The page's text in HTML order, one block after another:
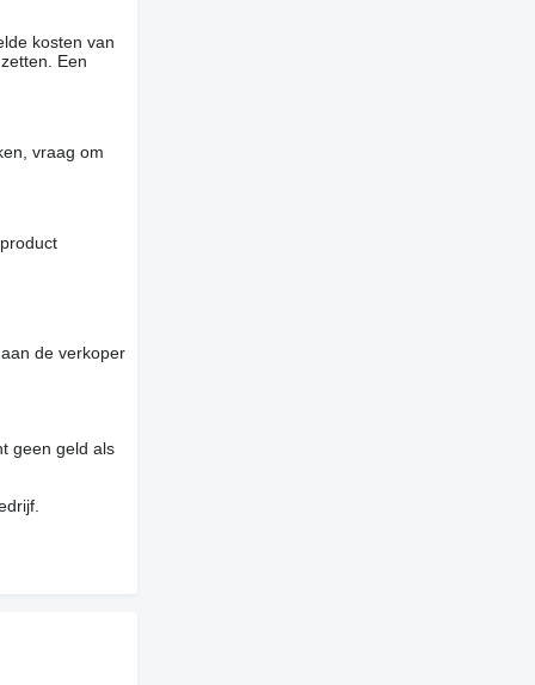
kosten van
Een
vraag om
de verkoper
geen geld als